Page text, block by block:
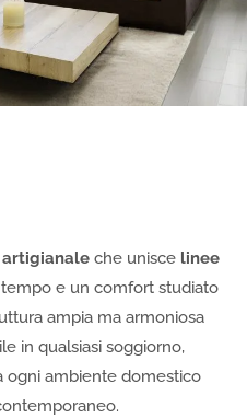
che unisce linee
tempo e un comfort studiato
ampia ma armoniosa
in qualsiasi soggiorno,
ogni ambiente domestico